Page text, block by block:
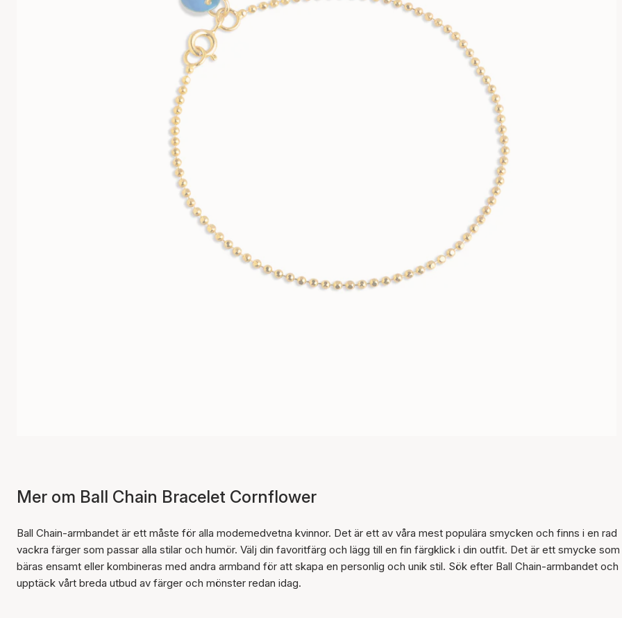
korgen
Mer om Ball Chain Bracelet Cornflower
Ball Chain-armbandet är ett måste för alla modemedvetna kvinnor. Det är ett av våra mest populära smycken och finns i en rad
vackra färger som passar alla stilar och humör. Välj din favoritfärg och lägg till en fin färgklick i din outfit. Det är ett smycke som
bäras ensamt eller kombineras med andra armband för att skapa en personlig och unik stil. Sök efter Ball Chain-armbandet och
upptäck vårt breda utbud av färger och mönster redan idag.